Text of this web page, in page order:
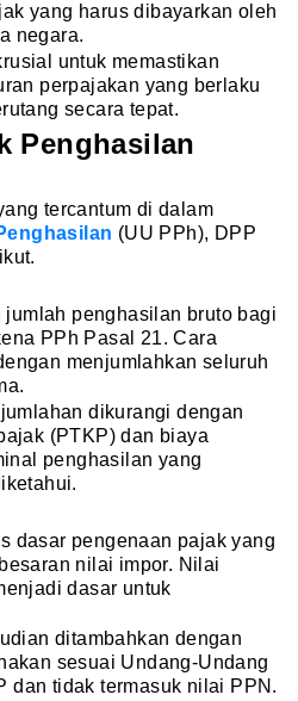
yang harus dibayarkan oleh
negara.
untuk memastikan
perpajakan yang berlaku
secara tepat.
Penghasilan
tercantum di dalam
(UU PPh), DPP
jumlah penghasilan bruto bagi
PPh Pasal 21. Cara
menjumlahkan seluruh
dikurangi dengan
(PTKP) dan biaya
penghasilan yang
dasar pengenaan pajak yang
nilai impor. Nilai
dasar untuk
ditambahkan dengan
sesuai Undang-Undang
dan tidak termasuk nilai PPN.